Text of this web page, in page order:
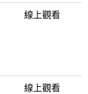
線上觀看
線上觀看